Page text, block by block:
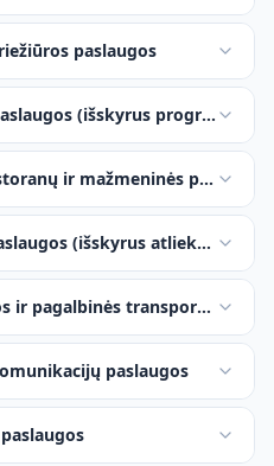
paslaugos
(išskyrus programinės
ir mažmeninės prekybos
(išskyrus atliekų
ir pagalbinės transporto
paslaugos